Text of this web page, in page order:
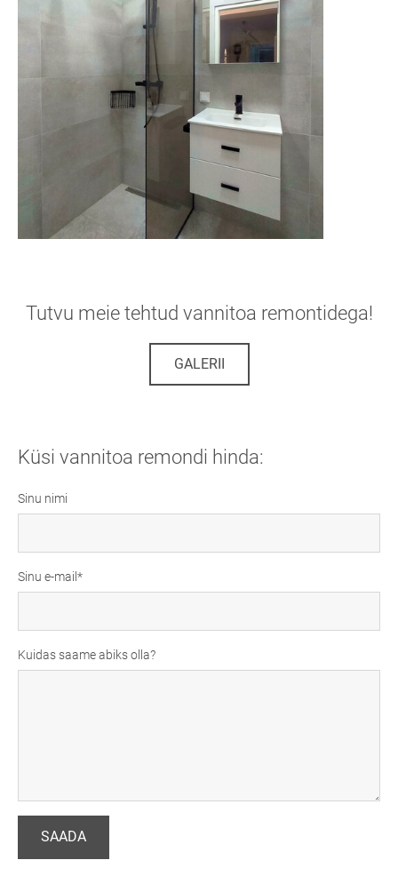
Tutvu meie tehtud vannitoa remontidega!
GALERII
Küsi vannitoa remondi hinda:
Sinu nimi
Sinu e-mail
Kuidas saame abiks olla?